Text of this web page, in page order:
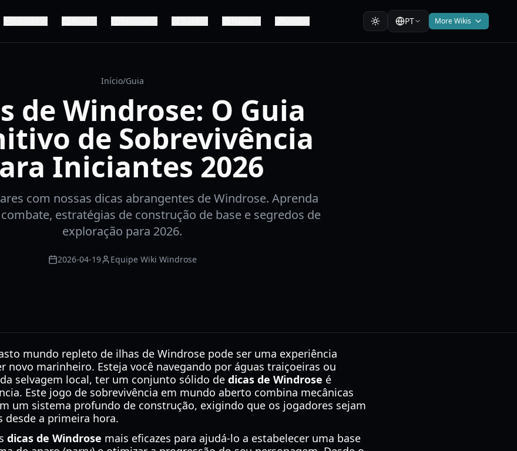
PT More Wikis
Início/Guia
de Windrose: O Guia
de Sobrevivência
Iniciantes 2026
com nossas dicas abrangentes de Windrose. Aprenda
estratégias de construção de base e segredos de
exploração para 2026.
2026-04-19 Equipe Wiki Windrose
mundo repleto de ilhas de Windrose pode ser uma experiência
novo marinheiro. Esteja você navegando por águas traiçoeiras ou
selvagem local, ter um conjunto sólido de dicas de Windrose é
Este jogo de sobrevivência em mundo aberto combina mecânicas
um sistema profundo de construção, exigindo que os jogadores sejam
desde a primeira hora.
dicas de Windrose mais eficazes para ajudá-lo a estabelecer uma base